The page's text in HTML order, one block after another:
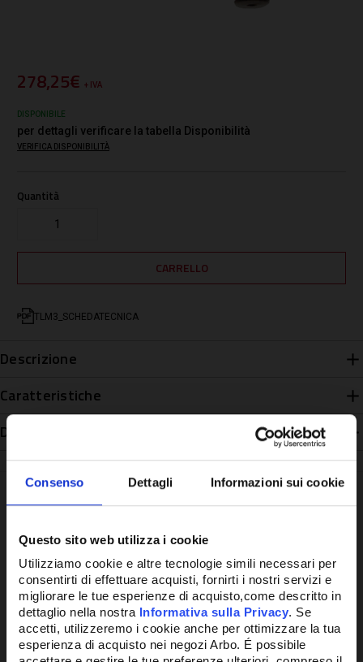
Consenso Dettagli Informazioni sui cookie
Questo sito web utilizza i cookie
Utilizziamo cookie e altre tecnologie simili necessari per
consentirti di effettuare acquisti, fornirti i nostri servizi e
migliorare le tue esperienze di acquisto,come descritto in
dettaglio nella nostra Informativa sulla Privacy. Se
accetti, utilizzeremo i cookie anche per ottimizzare la tua
esperienza di acquisto nei negozi Arbo. É possibile
278,25€ + IVA
DISPONIBILE
per dettagli verificare la tabella Disponibilità
VERIFICA DISPONIBILITÀ
Quantità
TLM3_SCHEDATECNICA
Descrizione
Caratteristiche
Disponibilità
Potrebbe anche interessarti